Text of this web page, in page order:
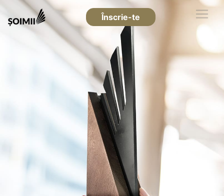
Înscrie-te